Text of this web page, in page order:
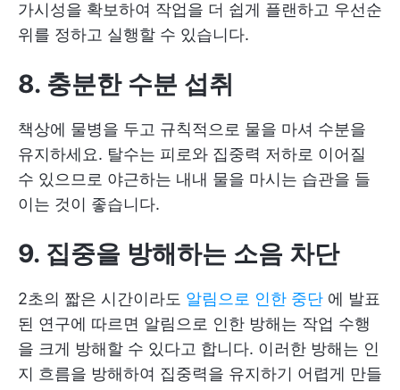
가시성을 확보하여 작업을 더 쉽게 플랜하고 우선순
위를 정하고 실행할 수 있습니다.
8. 충분한 수분 섭취
책상에 물병을 두고 규칙적으로 물을 마셔 수분을
유지하세요. 탈수는 피로와 집중력 저하로 이어질
수 있으므로 야근하는 내내 물을 마시는 습관을 들
이는 것이 좋습니다.
9. 집중을 방해하는 소음 차단
2초의 짧은 시간이라도 알림으로 인한 중단 에 발표
된 연구에 따르면 알림으로 인한 방해는 작업 수행
을 크게 방해할 수 있다고 합니다. 이러한 방해는 인
지 흐름을 방해하여 집중력을 유지하기 어렵게 만들